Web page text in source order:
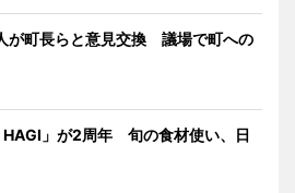
が町長らと意見交換 議場で町への
」が2周年 旬の食材使い、日